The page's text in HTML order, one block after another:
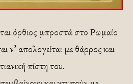
όρθιος μπροστά στο Ρωμαίο
ν’ απολογείται με θάρρος και
πίστη του.